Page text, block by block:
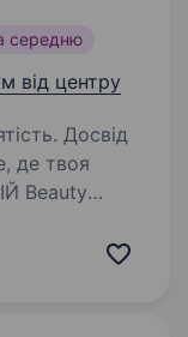
середню
від центру
Досвід
хочуть